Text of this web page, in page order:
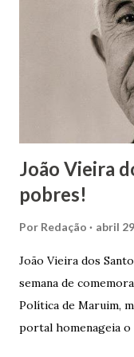
João Vieira
pobres!
Por Redação abril
João Vieira dos
semana de
Política de Maruim,
portal homenageia